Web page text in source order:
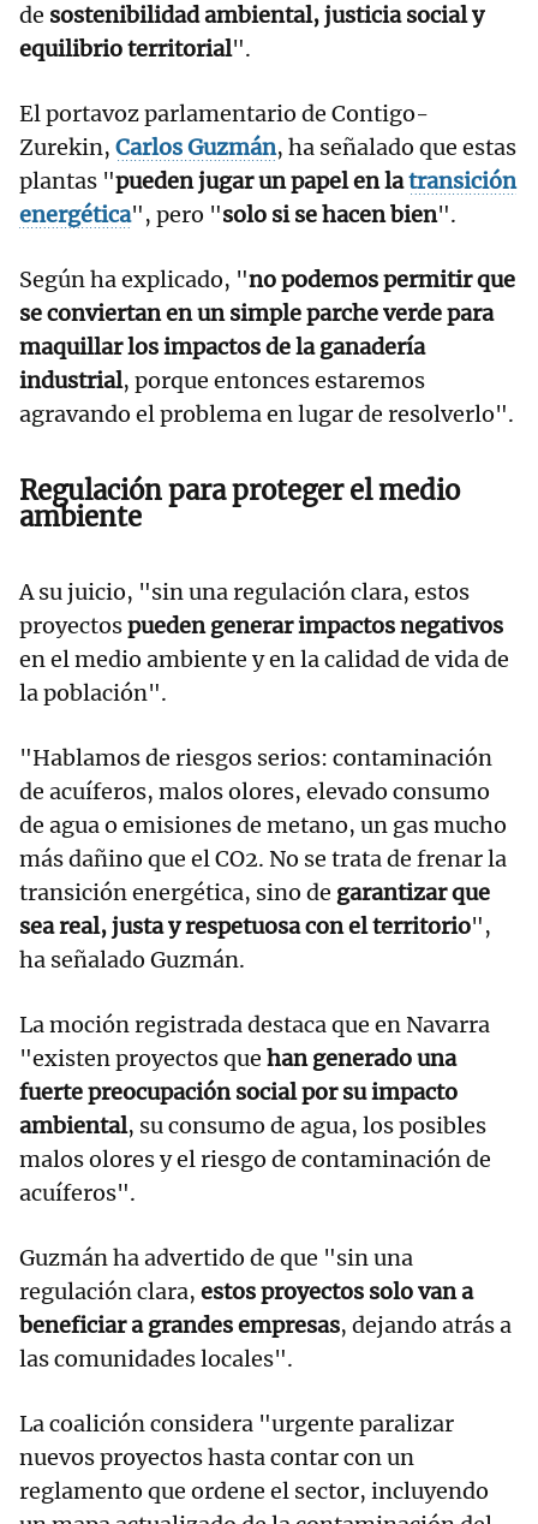
de sostenibilidad ambiental, justicia social y
equilibrio territorial".
El portavoz parlamentario de Contigo-
Zurekin, Carlos Guzmán, ha señalado que estas
plantas "pueden jugar un papel en latransición
energética", pero "solo si se hacen bien".
Según ha explicado, "no podemos permitir que
se conviertan en un simple parche verde para
maquillar los impactos de la ganadería
industrial, porque entonces estaremos
agravando el problema en lugar de resolverlo".
Regulación para proteger el medio
ambiente
A su juicio, "sin una regulación clara, estos
proyectospueden generar impactos negativos
en el medio ambiente y en la calidad de vida de
la población".
"Hablamos de riesgos serios: contaminación
de acuíferos, malos olores, elevado consumo
de agua o emisiones de metano, un gas mucho
más dañino que el CO2. No se trata de frenar la
transición energética, sino de garantizar que
sea real, justa y respetuosa con el territorio",
ha señalado Guzmán.
La moción registrada destaca que en Navarra
"existen proyectos que han generado una
fuerte preocupación social por su impacto
ambiental, su consumo de agua, los posibles
malos olores y el riesgo de contaminación de
acuíferos".
Guzmán ha advertido de que "sin una
regulación clara, estos proyectos solo van a
beneficiar a grandes empresas, dejando atrás a
las comunidades locales".
La coalición considera "urgente paralizar
nuevos proyectos hasta contar con un
reglamento que ordene el sector, incluyendo